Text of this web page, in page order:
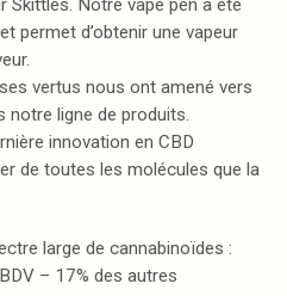
Skittles. Notre vape pen a été
permet d’obtenir une vapeur
vertus nous ont amené vers
notre ligne de produits.
innovation en CBD
de toutes les molécules que la
large de cannabinoïdes :
– 17% des autres